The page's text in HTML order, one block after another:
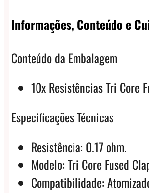
Informações, Conteúdo e
Conteúdo da Embalagem
10x Resistências Tri Core
Especificações Técnicas
Resistência: 0.17 ohm.
Modelo: Tri Core Fused
Compatibilidade: